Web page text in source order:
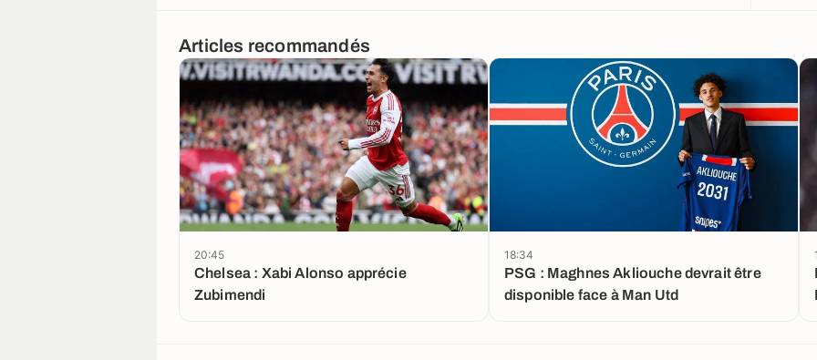
Articles recommandés
Chelsea : Xabi Alonso apprécie
Zubimendi
20:45
PSG : Maghnes Akliouche devrait être
disponible face à Man Utd
18:34